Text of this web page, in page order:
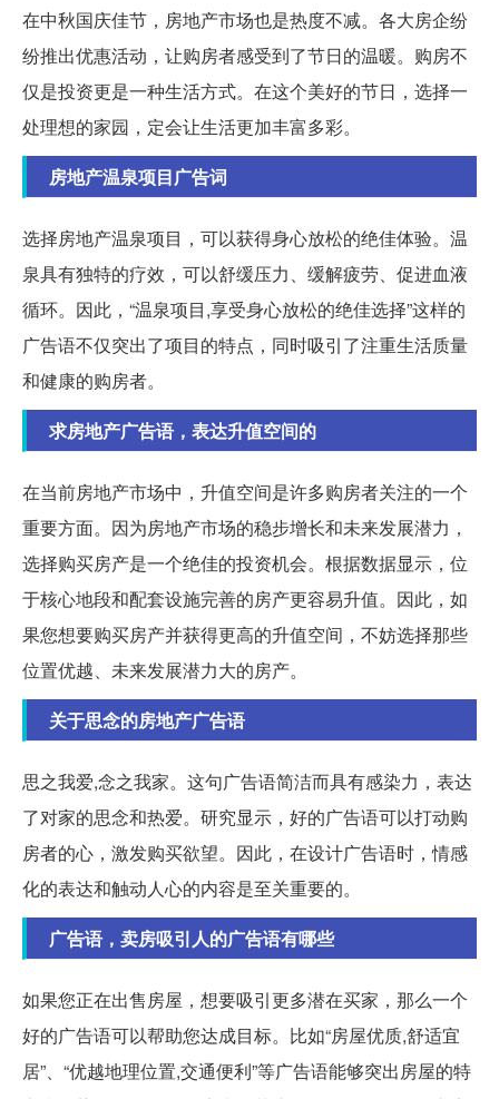
在中秋国庆佳节，房地产市场也是热度不减。各大房企纷
纷推出优惠活动，让购房者感受到了节日的温暖。购房不
仅是投资更是一种生活方式。在这个美好的节日，选择一
处理想的家园，定会让生活更加丰富多彩。
房地产温泉项目广告词
选择房地产温泉项目，可以获得身心放松的绝佳体验。温
泉具有独特的疗效，可以舒缓压力、缓解疲劳、促进血液
循环。因此，“温泉项目,享受身心放松的绝佳选择”这样的
广告语不仅突出了项目的特点，同时吸引了注重生活质量
和健康的购房者。
求房地产广告语，表达升值空间的
在当前房地产市场中，升值空间是许多购房者关注的一个
重要方面。因为房地产市场的稳步增长和未来发展潜力，
选择购买房产是一个绝佳的投资机会。根据数据显示，位
于核心地段和配套设施完善的房产更容易升值。因此，如
果您想要购买房产并获得更高的升值空间，不妨选择那些
位置优越、未来发展潜力大的房产。
关于思念的房地产广告语
思之我爱,念之我家。这句广告语简洁而具有感染力，表达
了对家的思念和热爱。研究显示，好的广告语可以打动购
房者的心，激发购买欲望。因此，在设计广告语时，情感
化的表达和触动人心的内容是至关重要的。
广告语，卖房吸引人的广告语有哪些
如果您正在出售房屋，想要吸引更多潜在买家，那么一个
好的广告语可以帮助您达成目标。比如“房屋优质,舒适宜
居”、“优越地理位置,交通便利”等广告语能够突出房屋的特